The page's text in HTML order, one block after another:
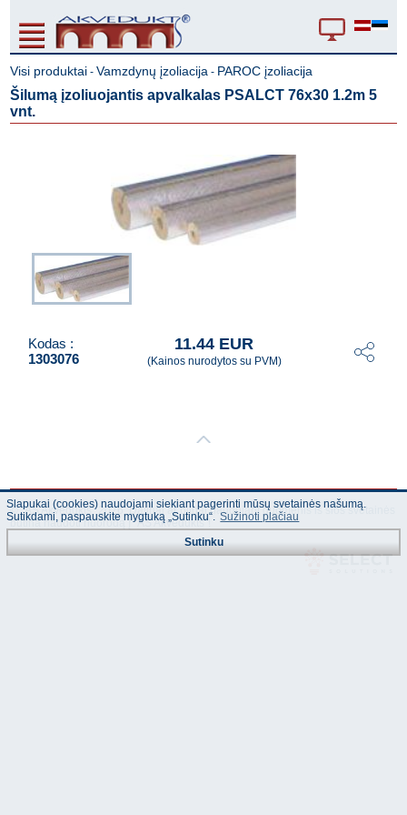
Visi produktai -Vamzdynų įzoliacija - PAROC įzoliacija
Šilumą įzoliuojantis apvalkalas PSALCT 76x30 1.2m 5
vnt.
Kodas :
1303076
11.44 EUR
(Kainos nurodytos su PVM)
© "AS Akvedukts" 2026. Dalinai ar pilnai naudojant duomenis iš šios svetainės
būtina naudoti nuorodą Į "AS Akvedukts"!
Slapukai (cookies) naudojami siekiant pagerinti mūsų svetainės našumą.
Sutikdami, paspauskite mygtuką „Sutinku“. Sužinoti plačiau
Sutinku